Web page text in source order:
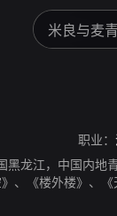
职业：
黑龙江，中国内
、《楼外楼》、《